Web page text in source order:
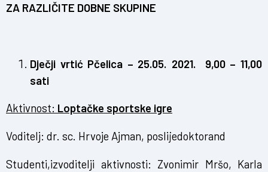
ZA RAZLIČITE DOBNE SKUPINE
Dječji vrtić Pčelica – 25.05. 2021. 9,00 – 11,00
sati
Aktivnost: Loptačke sportske igre
Voditelj: dr. sc. Hrvoje Ajman, poslijedoktorand
Studenti,izvoditelji aktivnosti: Zvonimir Mršo, Karla